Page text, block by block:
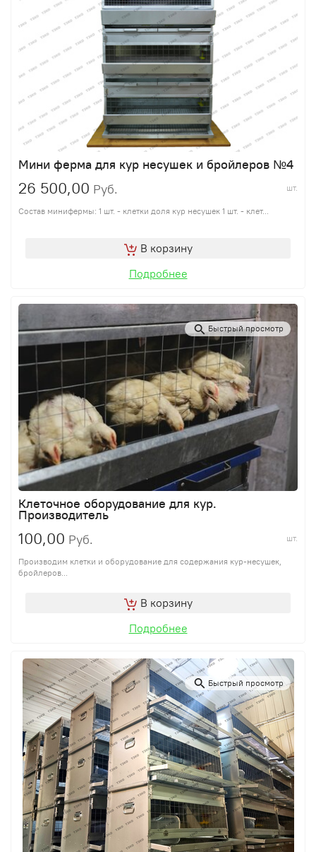
Мини ферма для кур несушек и бройлеров №4
26 500,00 Руб. шт.
Состав минифермы: 1 шт. - клетки доля кур несушек 1 шт. - клет...
В корзину
Подробнее
Быстрый просмотр
Клеточное оборудование для кур.
Производитель
100,00 Руб. шт.
Производим клетки и оборудование для содержания кур-несушек,
бройлеров...
В корзину
Подробнее
Быстрый просмотр